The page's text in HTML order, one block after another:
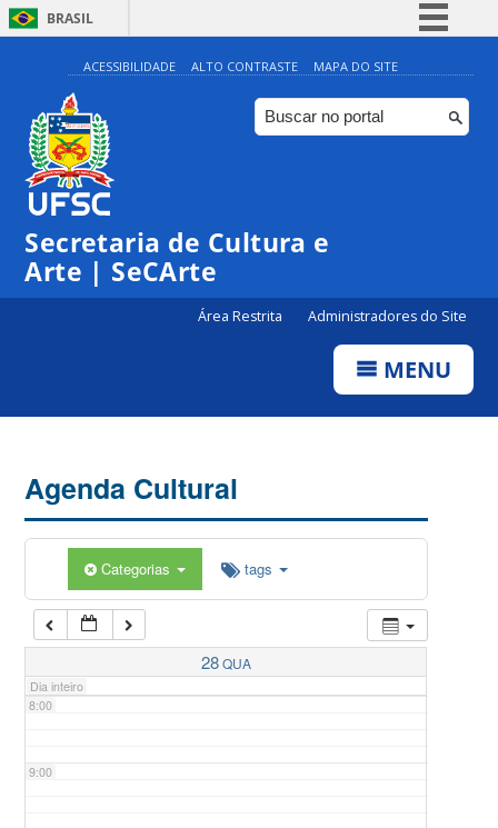
BRASIL
Simplifique!
Comunica BR
Participe
ACESSIBILIDADE ALTO CONTRASTE MAPA DO SITE
Secretaria de Cultura e
Arte | SeCArte
Área Restrita Administradores do Site
MENU
Agenda Cultural
Categorias tags
28QUA
Dia inteiro
0:00
1:00
5:00
7:00
8:00
9:00